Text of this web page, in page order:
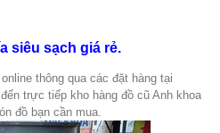
siêu sạch giá rẻ.
thông qua các đặt hàng tại
trực tiếp kho hàng đồ cũ Anh khoa
đồ bạn cần mua.